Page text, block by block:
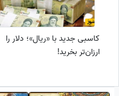
کاسبی جدید با «ریال»؛ دلار را
ارزان‌تر بخرید!